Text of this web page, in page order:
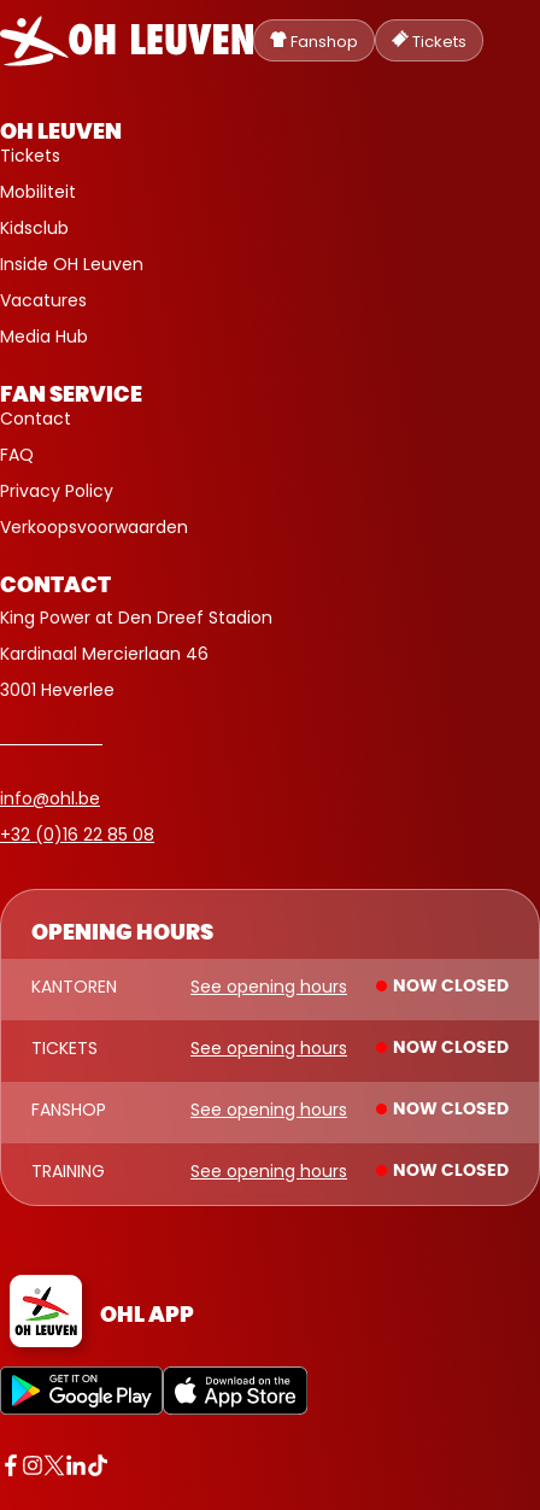
Oud-
Heverlee
Leuven
Fanshop Tickets
OPENING HOURS
KANTOREN See opening hours NOW CLOSED
TICKETS See opening hours NOW CLOSED
FANSHOP See opening hours NOW CLOSED
TRAINING See opening hours NOW CLOSED
OH LEUVEN
Tickets
Mobiliteit
Kidsclub
Inside OH Leuven
Vacatures
Media Hub
FAN SERVICE
Contact
FAQ
Privacy Policy
Verkoopsvoorwaarden
CONTACT
King Power at Den Dreef Stadion
Kardinaal Mercierlaan 46
3001 Heverlee
info@ohl.be
+32 (0)16 22 85 08
OHL APP